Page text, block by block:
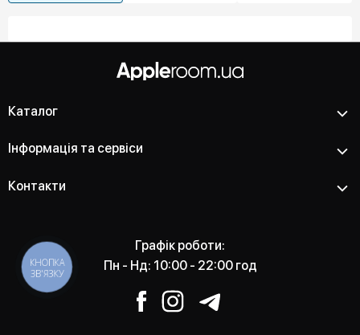
Каталог
Інформація та сервіси
Контакти
Графік роботи:
Пн - Нд: 10:00 - 22:00 год
КНОПКА
ЗВ'ЯЗКУ